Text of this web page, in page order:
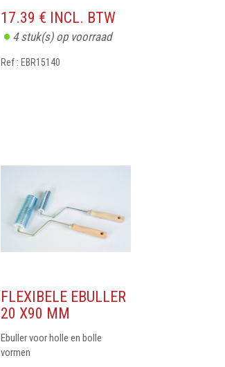
17.39 € INCL. BTW
4stuk(s) op voorraad
Ref : EBR15140
FLEXIBELE EBULLER
20 X90 MM
Ebuller voor holle en bolle
vormen